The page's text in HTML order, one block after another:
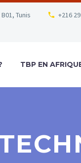
Tunis +216
TBP EN